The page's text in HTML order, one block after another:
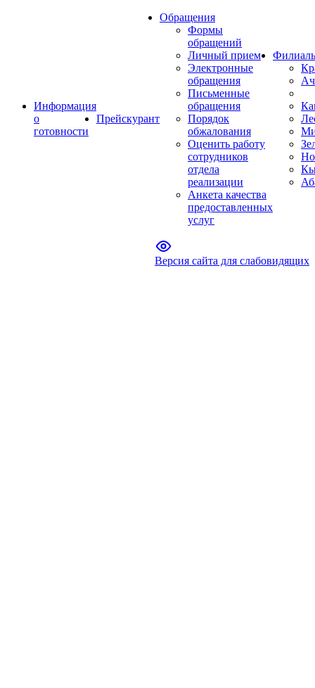
Информация
о
готовности
Прейскурант
Обращения
Формы
обращений
Личный прием
Электронные
обращения
Письменные
обращения
Порядок
обжалования
Оценить работу
сотрудников
отдела
реализации
Анкета качества
предоставленных
услуг
Версия сайта для слабовидящих